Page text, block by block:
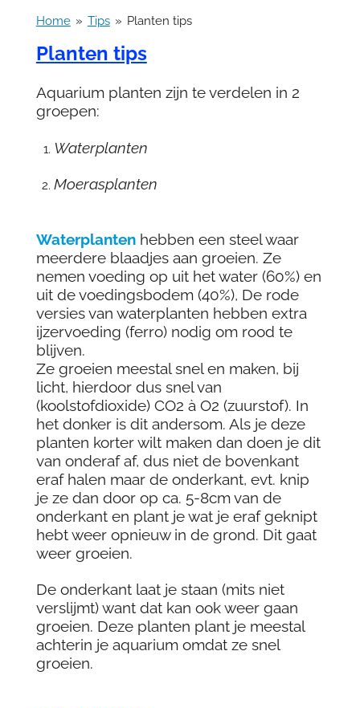
Home » Tips » Planten tips
Planten tips
Aquarium planten zijn te verdelen in 2
groepen:
Waterplanten
Moerasplanten
Waterplanten hebben een steel waar
meerdere blaadjes aan groeien. Ze
nemen voeding op uit het water (60%) en
uit de voedingsbodem (40%), De rode
versies van waterplanten hebben extra
ijzervoeding (ferro) nodig om rood te
blijven.
Ze groeien meestal snel en maken, bij
licht, hierdoor dus snel van
(koolstofdioxide) CO2 à O2 (zuurstof). In
het donker is dit andersom. Als je deze
planten korter wilt maken dan doen je dit
van onderaf af, dus niet de bovenkant
eraf halen maar de onderkant, evt. knip
je ze dan door op ca. 5-8cm van de
onderkant en plant je wat je eraf geknipt
hebt weer opnieuw in de grond. Dit gaat
weer groeien.
De onderkant laat je staan (mits niet
verslijmt) want dat kan ook weer gaan
groeien. Deze planten plant je meestal
achterin je aquarium omdat ze snel
groeien.